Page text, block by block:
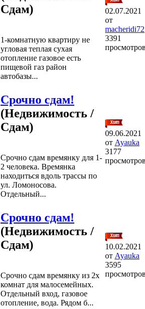
Сдам)
1-комнатную квартиру не
угловая теплая сухая
отопление газовое есть
пищевой газ район
автобазы...
02.07.2021
от
macheridi72
3391
Срочно сдам!
(Недвижимость /
Сдам)
Срочно сдам времянку для 1-
2 человека. Времянка
находиться вдоль трассы по
ул. Ломоносова.
Отдельный...
09.06.2021
от Ayauka
3177
Срочно сдам!
(Недвижимость /
Сдам)
Срочно сдам времянку из 2х
комнат для малосемейных.
Отдельный вход, газовое
отопление, вода. Рядом б...
10.02.2021
от Ayauka
3595